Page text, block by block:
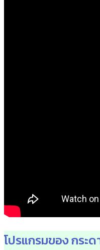
โปรแกรมของ กระ